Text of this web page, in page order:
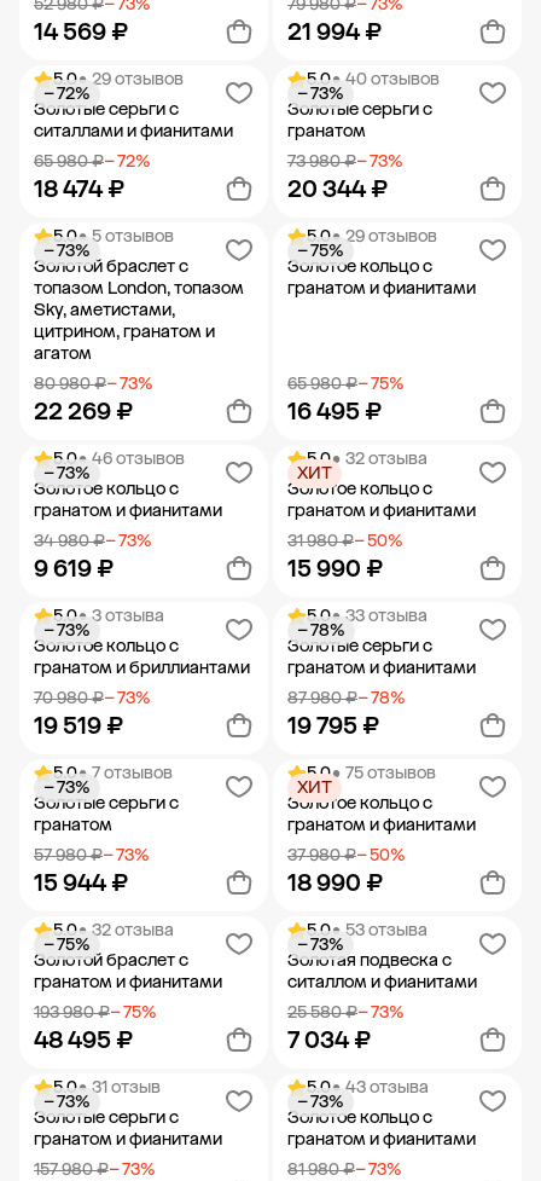
52 980 ₽− 73%
14 569 ₽
Добавить в корзину
79 980 ₽− 73%
21 994 ₽
Добавить в корзину
5.0• 29 отзывов
Золотые серьги с
ситаллами и фианитами
65 980 ₽− 72%
18 474 ₽
− 72%
Добавить в корзину
5.0• 40 отзывов
Золотые серьги с
гранатом
73 980 ₽− 73%
20 344 ₽
− 73%
Добавить в корзину
5.0• 5 отзывов
Золотой браслет с
топазом London, топазом
Sky, аметистами,
цитрином, гранатом и
агатом
80 980 ₽− 73%
22 269 ₽
− 73%
Добавить в корзину
5.0• 29 отзывов
Золотое кольцо с
гранатом и фианитами
65 980 ₽− 75%
16 495 ₽
− 75%
Добавить в корзину
5.0• 46 отзывов
Золотое кольцо с
гранатом и фианитами
34 980 ₽− 73%
9 619 ₽
− 73%
Добавить в корзину
5.0• 32 отзыва
Золотое кольцо с
гранатом и фианитами
31 980 ₽− 50%
15 990 ₽
ХИТ
Добавить в корзину
5.0• 3 отзыва
Золотое кольцо с
гранатом и бриллиантами
70 980 ₽− 73%
19 519 ₽
− 73%
Добавить в корзину
5.0• 33 отзыва
Золотые серьги с
гранатом и фианитами
87 980 ₽− 78%
19 795 ₽
− 78%
Добавить в корзину
5.0• 7 отзывов
Золотые серьги с
гранатом
57 980 ₽− 73%
15 944 ₽
− 73%
Добавить в корзину
5.0• 75 отзывов
Золотое кольцо с
гранатом и фианитами
37 980 ₽− 50%
18 990 ₽
ХИТ
Добавить в корзину
5.0• 32 отзыва
Золотой браслет с
гранатом и фианитами
193 980 ₽− 75%
48 495 ₽
− 75%
Добавить в корзину
5.0• 53 отзыва
Золотая подвеска с
ситаллом и фианитами
25 580 ₽− 73%
7 034 ₽
− 73%
Добавить в корзину
5.0• 31 отзыв
Золотые серьги с
гранатом и фианитами
157 980 ₽− 73%
− 73%
5.0• 43 отзыва
Золотое кольцо с
гранатом и фианитами
81 980 ₽− 73%
− 73%